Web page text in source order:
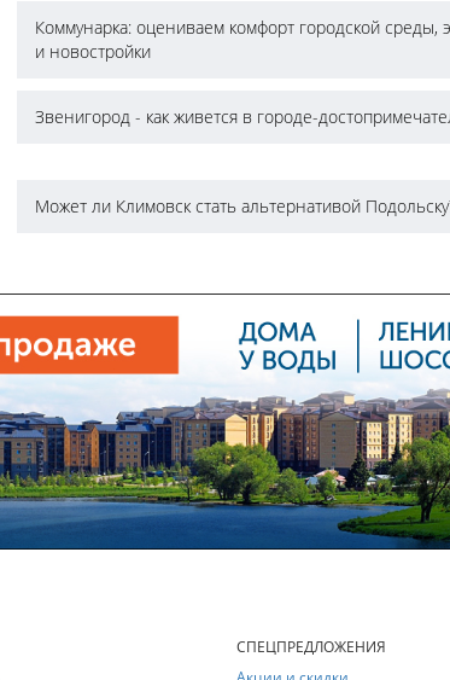
Коммунарка: оцениваем комфорт городской среды,
и новостройки
Звенигород - как живется в городе-
Может ли Климовск стать альтернативой
СПЕЦПРЕДЛОЖЕНИЯ